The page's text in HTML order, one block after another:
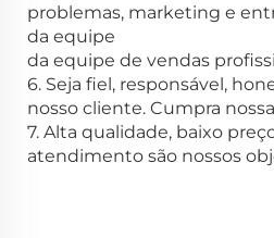
problemas, marketing e
da equipe
da equipe de vendas
6. Seja fiel, responsável,
nosso cliente. Cumpra
7. Alta qualidade, baixo
atendimento são nossos